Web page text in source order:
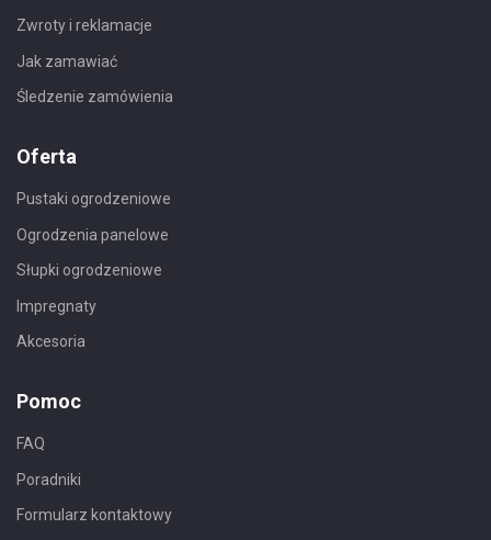
Zwroty i reklamacje
Jak zamawiać
Śledzenie zamówienia
Oferta
Pustaki ogrodzeniowe
Ogrodzenia panelowe
Słupki ogrodzeniowe
Impregnaty
Akcesoria
Pomoc
FAQ
Poradniki
Formularz kontaktowy